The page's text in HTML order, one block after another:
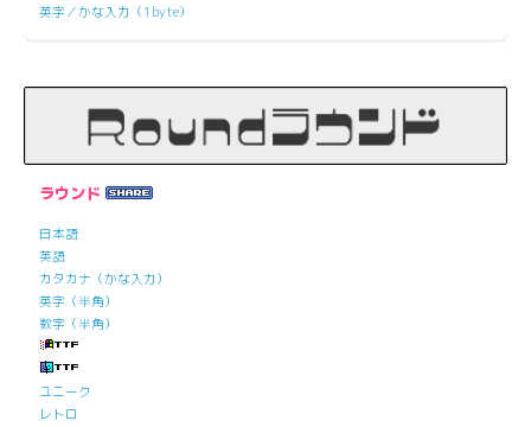
英字／かな入力（1byte）
ラウンド
日本語
英語
カタカナ（かな入力）
英字（半角）
数字（半角）
ユニーク
レトロ